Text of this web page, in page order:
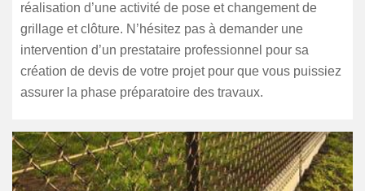
réalisation d’une activité de pose et changement de
grillage et clôture. N’hésitez pas à demander une
intervention d’un prestataire professionnel pour sa
création de devis de votre projet pour que vous puissiez
assurer la phase préparatoire des travaux.